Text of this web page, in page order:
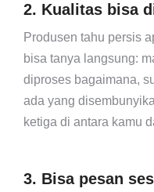
2. Kualitas bisa
Produsen tahu persis
bisa tanya langsung:
diproses bagaimana,
ada yang
ketiga di antara kamu
3. Bisa pesan